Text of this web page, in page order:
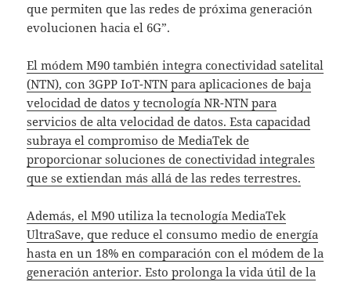
que permiten que las redes de próxima generación
evolucionen hacia el 6G”.
El módem M90 también integra conectividad satelital
(NTN), con 3GPP IoT-NTN para aplicaciones de baja
velocidad de datos y tecnología NR-NTN para
servicios de alta velocidad de datos. Esta capacidad
subraya el compromiso de MediaTek de
proporcionar soluciones de conectividad integrales
que se extiendan más allá de las redes terrestres.
Además, el M90 utiliza la tecnología MediaTek
UltraSave, que reduce el consumo medio de energía
hasta en un 18% en comparación con el módem de la
generación anterior. Esto prolonga la vida útil de la